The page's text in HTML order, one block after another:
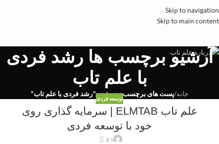
Skip to navigation
Skip to main content
آرشیو برچسب ها رشد فردی
با علم تاب
خانه/پست های برچسب زده شده "رشد فردی با علم تاب"
توسعه فردی
علم تاب ELMTAB | سرمایه گذاری روی
خود با توسعه فردی
a s